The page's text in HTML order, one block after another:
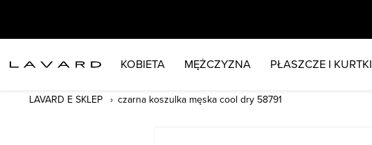
KOBIETA MĘŻCZYZNA PŁASZCZE I KURTKI
LAVARD E SKLEP czarna koszulka męska cool dry 58791